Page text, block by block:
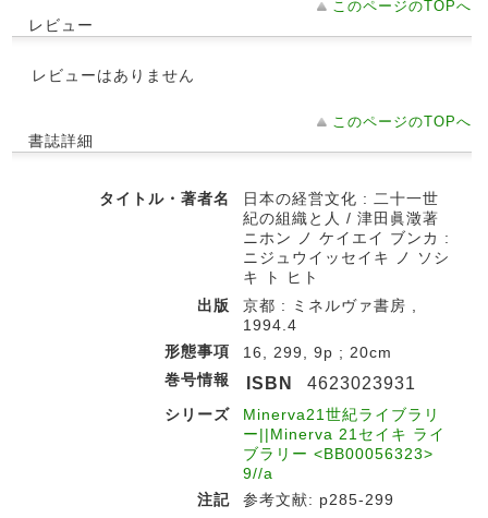
このページのTOPへ
レビュー
レビューはありません
このページのTOPへ
書誌詳細
タイトル・著者名
日本の経営文化 : 二十一世
紀の組織と人 / 津田眞澂著
ニホン ノ ケイエイ ブンカ :
ニジュウイッセイキ ノ ソシ
キ ト ヒト
出版
京都 : ミネルヴァ書房 ,
1994.4
形態事項
16, 299, 9p ; 20cm
巻号情報
ISBN 4623023931
シリーズ
Minerva21世紀ライブラリ
ー||Minerva 21セイキ ライ
ブラリー <BB00056323>
9//a
注記
参考文献: p285-299